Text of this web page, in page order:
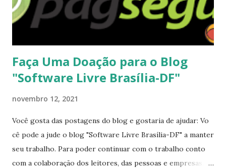
tentar manter as coisas consistentes, atualizamos todo o
nosso software e o próprio desktop para a versão mais
recente. GTK + 3 já existe há vários anos e as pes...
Faça Uma Doação para o Blog
"Software Livre Brasília-DF"
novembro 12, 2021
Você gosta das postagens do blog e gostaria de ajudar: Vo
cê pode a jude o blog "Software Livre Brasília-DF" a manter
seu trabalho. Para poder continuar com o trabalho conto
com a colaboração dos leitores, das pessoas e empresas,